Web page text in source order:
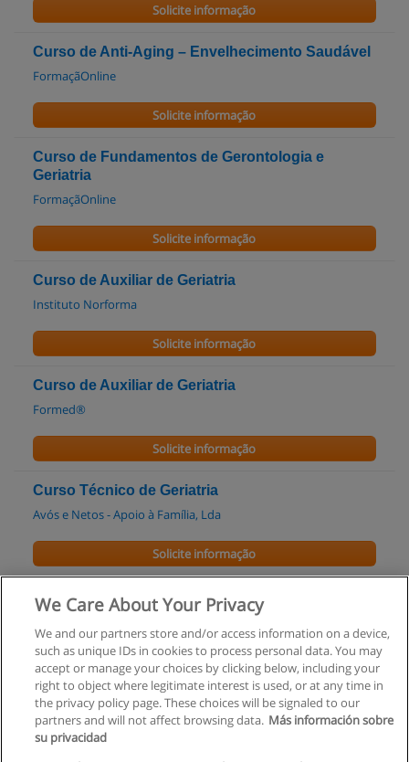
Solicite informação
Curso de Anti-Aging – Envelhecimento Saudável
FormaçãOnline
Solicite informação
Curso de Fundamentos de Gerontologia e
Geriatria
FormaçãOnline
Solicite informação
Curso de Auxiliar de Geriatria
Instituto Norforma
Solicite informação
Curso de Auxiliar de Geriatria
Formed®
Solicite informação
Curso Técnico de Geriatria
Avós e Netos - Apoio à Família, Lda
Solicite informação
Workshop de Cuidados a Pessoas Acamadas
Solicite informação
We Care About Your Privacy
We and our partners store and/or access information on a device,
such as unique IDs in cookies to process personal data. You may
accept or manage your choices by clicking below, including your
right to object where legitimate interest is used, or at any time in
the privacy policy page. These choices will be signaled to our
partners and will not affect browsing data. Más información sobre
su privacidad